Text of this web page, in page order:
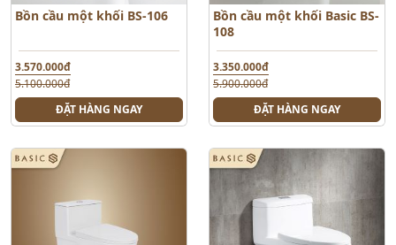
Bồn cầu một khối BS-106
3.570.000đ
5.100.000đ
ĐẶT HÀNG NGAY
Bồn cầu một khối Basic BS-
108
3.350.000đ
5.900.000đ
ĐẶT HÀNG NGAY